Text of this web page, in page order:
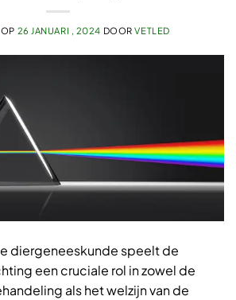
26 JANUARI , 2024 DOORVETLED
diergeneeskunde speelt de
een cruciale rol in zowel de
als het welzijn van de